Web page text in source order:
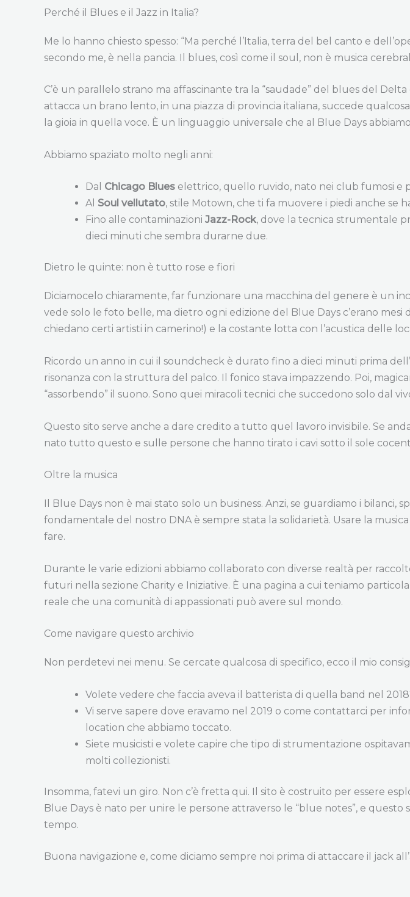
Perché il Blues e il Jazz in Italia?
Me lo hanno chiesto spesso: “Ma perché l’Italia, terra del bel canto e
secondo me, è nella pancia. Il blues, così come il soul, non è musica
C’è un parallelo strano ma affascinante tra la “saudade” del blues del
attacca un brano lento, in una piazza di provincia italiana, succede
la gioia in quella voce. È un linguaggio universale che al Blue Days
Abbiamo spaziato molto negli anni:
Dal Chicago Blues elettrico, quello ruvido, nato nei club fumosi e
Al Soul vellutato, stile Motown, che ti fa muovere i piedi anche se
Fino alle contaminazioni Jazz-Rock, dove la tecnica strumentale
dieci minuti che sembra durarne due.
Dietro le quinte: non è tutto rose e fiori
Diciamocelo chiaramente, far funzionare una macchina del genere è un
vede solo le foto belle, ma dietro ogni edizione del Blue Days c’erano
chiedano certi artisti in camerino!) e la costante lotta con l’acustica delle
Ricordo un anno in cui il soundcheck è durato fino a dieci minuti prima
risonanza con la struttura del palco. Il fonico stava impazzendo. Poi,
“assorbendo” il suono. Sono quei miracoli tecnici che succedono solo dal
Questo sito serve anche a dare credito a tutto quel lavoro invisibile. Se
nato tutto questo e sulle persone che hanno tirato i cavi sotto il sole
Oltre la musica
Il Blue Days non è mai stato solo un business. Anzi, se guardiamo i
fondamentale del nostro DNA è sempre stata la solidarietà. Usare la
fare.
Durante le varie edizioni abbiamo collaborato con diverse realtà per
futuri nella sezione Charity e Iniziative. È una pagina a cui teniamo
reale che una comunità di appassionati può avere sul mondo.
Come navigare questo archivio
Non perdetevi nei menu. Se cercate qualcosa di specifico, ecco il mio
Volete vedere che faccia aveva il batterista di quella band nel
Vi serve sapere dove eravamo nel 2019 o come contattarci per
location che abbiamo toccato.
Siete musicisti e volete capire che tipo di strumentazione
molti collezionisti.
Insomma, fatevi un giro. Non c’è fretta qui. Il sito è costruito per essere
Blue Days è nato per unire le persone attraverso le “blue notes”, e
tempo.
Buona navigazione e, come diciamo sempre noi prima di attaccare il jack